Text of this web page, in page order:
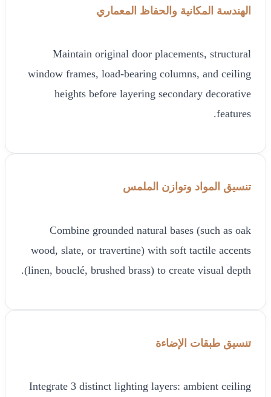
الهندسة المكانية والحفاظ المعماري
Maintain original door placements, structural
window frames, load-bearing columns, and ceiling
heights before layering secondary decorative
features.
تنسيق المواد وتوازن الملمس
Combine grounded natural bases (such as oak
wood, slate, or travertine) with soft tactile accents
(linen, bouclé, brushed brass) to create visual depth.
تنسيق طبقات الإضاءة
Integrate 3 distinct lighting layers: ambient ceiling